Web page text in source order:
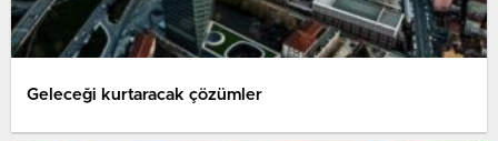
Geleceği kurtaracak çözümler